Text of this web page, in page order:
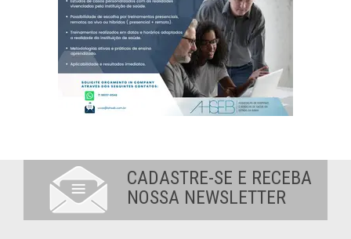
CADASTRE-SE E RECEBA
NOSSA NEWSLETTER